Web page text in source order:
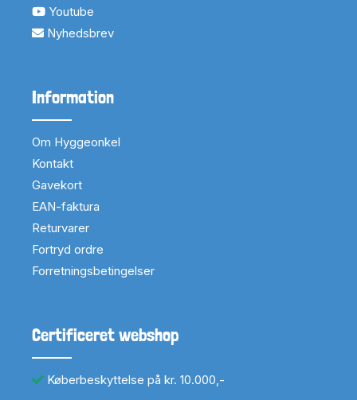
Youtube
Nyhedsbrev
Information
Om Hyggeonkel
Kontakt
Gavekort
EAN-faktura
Returvarer
Fortryd ordre
Forretningsbetingelser
Certificeret webshop
Køberbeskyttelse på kr. 10.000,-